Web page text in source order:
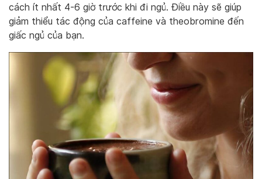
cách ít nhất 4-6 giờ trước khi đi ngủ. Điều này sẽ giúp
giảm thiểu tác động của caffeine và theobromine đến
giấc ngủ của bạn.